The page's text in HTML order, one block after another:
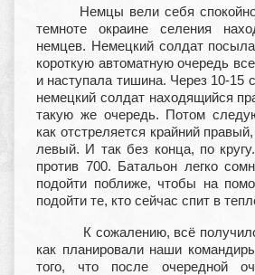
Немцы вели себя
темноте окраине селения
немцев. Немецкий солдат
короткую автоматную очередь
и наступала тишина. Через 10-15
немецкий солдат находящийся
такую же очередь. Потом
как отстреляется крайний
левый. И так без конца, по
против 700. Батальон легко
подойти поближе, чтобы на
подойти те, кто сейчас спит в
К сожалению, всё
как планировали наши
того, что после очередной